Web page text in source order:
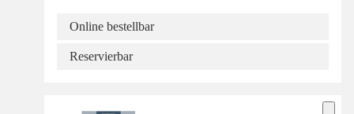
Online bestellbar
Reservierbar